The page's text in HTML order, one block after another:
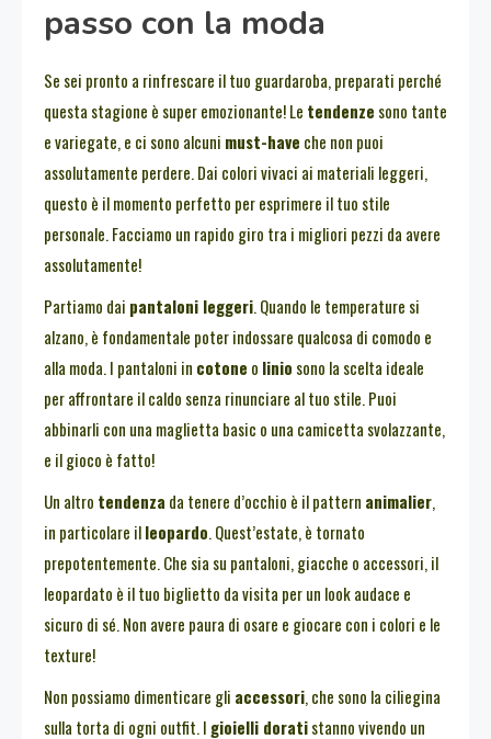
passo con la moda
Se sei pronto a rinfrescare il tuo guardaroba, preparati perché
questa stagione è super emozionante! Le tendenze sono tante
e variegate, e ci sono alcuni must-have che non puoi
assolutamente perdere. Dai colori vivaci ai materiali leggeri,
questo è il momento perfetto per esprimere il tuo stile
personale. Facciamo un rapido giro tra i migliori pezzi da avere
assolutamente!
Partiamo dai pantaloni leggeri. Quando le temperature si
alzano, è fondamentale poter indossare qualcosa di comodo e
alla moda. I pantaloni in cotone o linio sono la scelta ideale
per affrontare il caldo senza rinunciare al tuo stile. Puoi
abbinarli con una maglietta basic o una camicetta svolazzante,
e il gioco è fatto!
Un altro tendenza da tenere d’occhio è il pattern animalier,
in particolare illeopardo. Quest’estate, è tornato
prepotentemente. Che sia su pantaloni, giacche o accessori, il
leopardato è il tuo biglietto da visita per un look audace e
sicuro di sé. Non avere paura di osare e giocare con i colori e le
texture!
Non possiamo dimenticare gli accessori, che sono la ciliegina
sulla torta di ogni outfit. I gioielli doratistanno vivendo un